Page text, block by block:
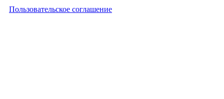
Пользовательское соглашение